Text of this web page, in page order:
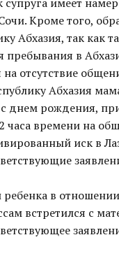
Кроме того,
Абхазия, так как
в
отсутствие
Абхазия
днем рождения,
часа времени на
иск в
в
встретился с